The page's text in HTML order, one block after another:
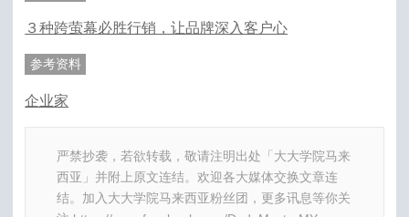
３种跨萤幕必胜行销，让品牌深入客户心
参考资料
企业家
严禁抄袭，若欲转载，敬请注明出处「大大学院马来
西亚」并附上原文连结。欢迎各大媒体交换文章连
结。加入大大学院马来西亚粉丝团，更多讯息等你关